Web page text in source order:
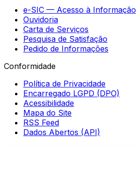
e-SIC — Acesso à Informação
Ouvidoria
Carta de Serviços
Pesquisa de Satisfação
Pedido de Informações
Conformidade
Política de Privacidade
Encarregado LGPD (DPO)
Acessibilidade
Mapa do Site
RSS Feed
Dados Abertos (API)